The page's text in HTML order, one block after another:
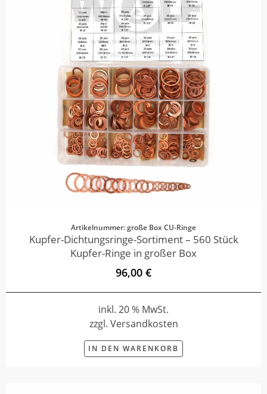
Artikelnummer: große Box CU-Ringe
Kupfer-Dichtungsringe-Sortiment – 560 Stück
Kupfer-Ringe in großer Box
96,00 €
inkl. 20 % MwSt.
zzgl. Versandkosten
IN DEN WARENKORB